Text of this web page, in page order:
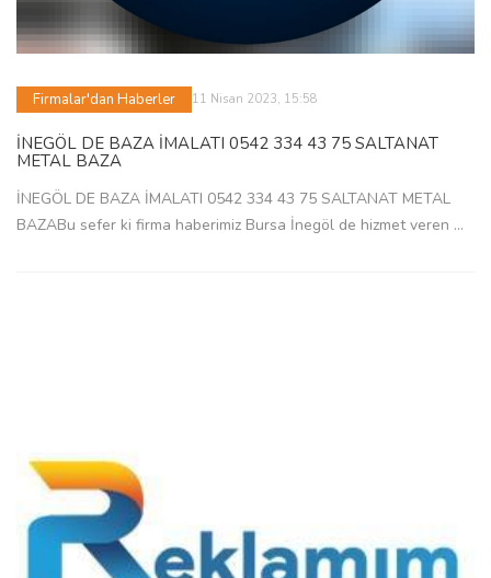
Firmalar'dan Haberler 11 Nisan 2023, 15:58
İNEGÖL DE BAZA İMALATI 0542 334 43 75 SALTANAT
METAL BAZA
İNEGÖL DE BAZA İMALATI 0542 334 43 75 SALTANAT METAL
BAZABu sefer ki firma haberimiz Bursa İnegöl de hizmet veren ...